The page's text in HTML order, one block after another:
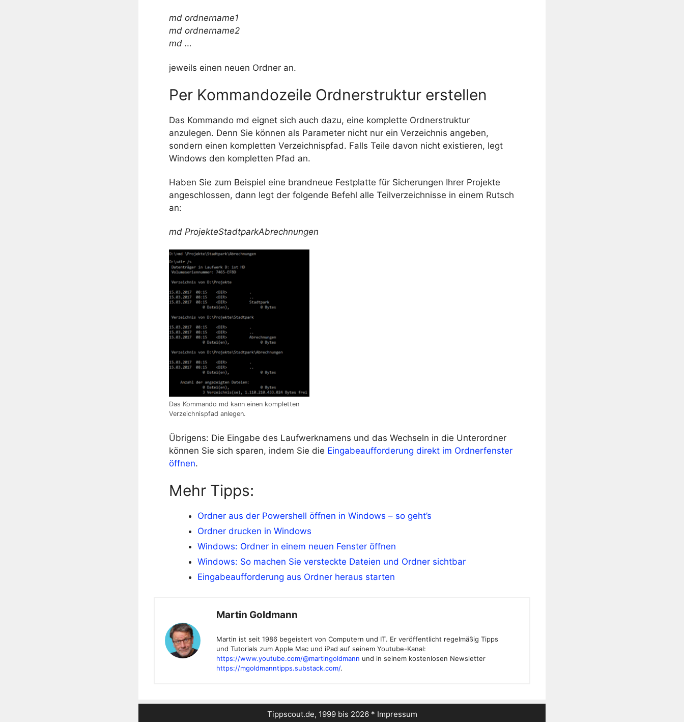
md ordnername1
md ordnername2
md …
jeweils einen neuen Ordner an.
Per Kommandozeile Ordnerstruktur erstellen
Das Kommando md eignet sich auch dazu, eine komplette Ordnerstruktur
anzulegen. Denn Sie können als Parameter nicht nur ein Verzeichnis angeben,
sondern einen kompletten Verzeichnispfad. Falls Teile davon nicht existieren, legt
Windows den kompletten Pfad an.
Haben Sie zum Beispiel eine brandneue Festplatte für Sicherungen Ihrer Projekte
angeschlossen, dann legt der folgende Befehl alle Teilverzeichnisse in einem Rutsch
an:
md ProjekteStadtparkAbrechnungen
Das Kommando md kann einen kompletten
Verzeichnispfad anlegen.
Übrigens: Die Eingabe des Laufwerknamens und das Wechseln in die Unterordner
können Sie sich sparen, indem Sie die Eingabeaufforderung direkt im Ordnerfenster
öffnen.
Mehr Tipps:
Ordner aus der Powershell öffnen in Windows – so geht’s
Ordner drucken in Windows
Windows: Ordner in einem neuen Fenster öffnen
Windows: So machen Sie versteckte Dateien und Ordner sichtbar
Eingabeaufforderung aus Ordner heraus starten
Martin Goldmann
Martin ist seit 1986 begeistert von Computern und IT. Er veröffentlicht regelmäßig Tipps
und Tutorials zum Apple Mac und iPad auf seinem Youtube-Kanal:
https://www.youtube.com/@martingoldmann und in seinem kostenlosen Newsletter
https://mgoldmanntipps.substack.com/.
Tippscout.de, 1999 bis 2026 * Impressum